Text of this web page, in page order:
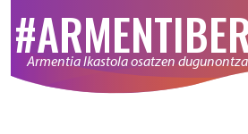
Armentia Ikastola osatzen